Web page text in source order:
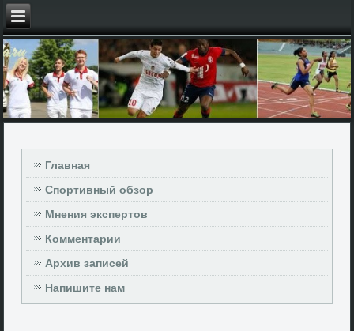
Главная
Спортивный обзор
Мнения экспертов
Комментарии
Архив записей
Напишите нам